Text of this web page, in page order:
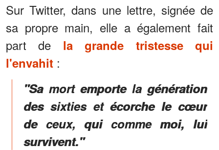
Sur Twitter, dans une lettre, signée de
sa propre main, elle a également fait
part de la grande tristesse qui
l'envahit :
"Sa mort emporte la génération
des sixties et écorche le cœur
de ceux, qui comme moi, lui
survivent."